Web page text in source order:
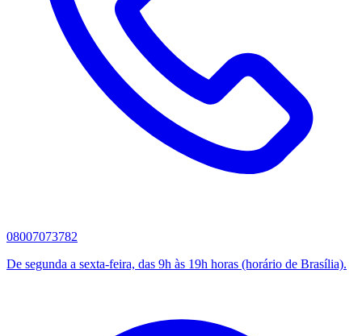
08007073782
De segunda a sexta-feira, das 9h às 19h horas (horário de Brasília).